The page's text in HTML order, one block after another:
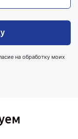
на обработку моих